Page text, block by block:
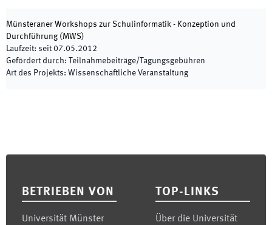
Münsteraner Workshops zur Schulinformatik - Konzeption und
Durchführung (MWS)
Laufzeit: seit 07.05.2012
Gefördert durch:
Teilnahmebeiträge/Tagungsgebühren
Art des Projekts: Wissenschaftliche Veranstaltung
BETRIEBEN VON
Universität Münster
TOP-LINKS
Über die Universität